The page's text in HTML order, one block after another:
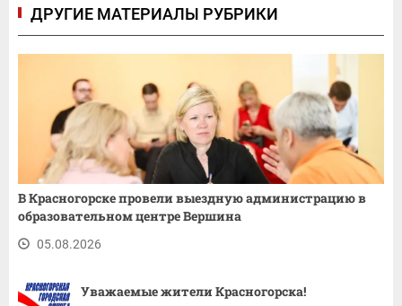
ДРУГИЕ МАТЕРИАЛЫ РУБРИКИ
В Красногорске провели выездную администрацию в
образовательном центре Вершина
05.08.2026
Уважаемые жители Красногорска!